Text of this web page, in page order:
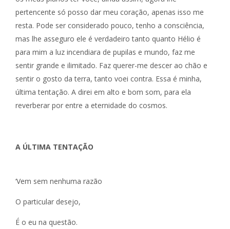
pertencente só posso dar meu coração, apenas isso me
resta. Pode ser considerado pouco, tenho a consciência,
mas lhe asseguro ele é verdadeiro tanto quanto Hélio é
para mim a luz incendiara de pupilas e mundo, faz me
sentir grande e ilimitado. Faz querer-me descer ao chão e
sentir o gosto da terra, tanto voei contra. Essa é minha,
última tentação. A direi em alto e bom som, para ela
reverberar por entre a eternidade do cosmos.
A ÚLTIMA TENTAÇÃO
‘Vem sem nenhuma razão
O particular desejo,
É o eu na questão.